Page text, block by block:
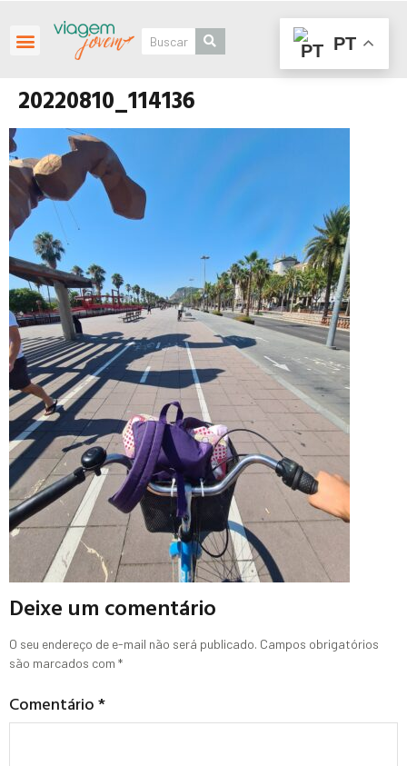
20220810_114136
Deixe um comentário
O seu endereço de e-mail não será publicado. Campos obrigatórios
são marcados com *
Comentário*
PT